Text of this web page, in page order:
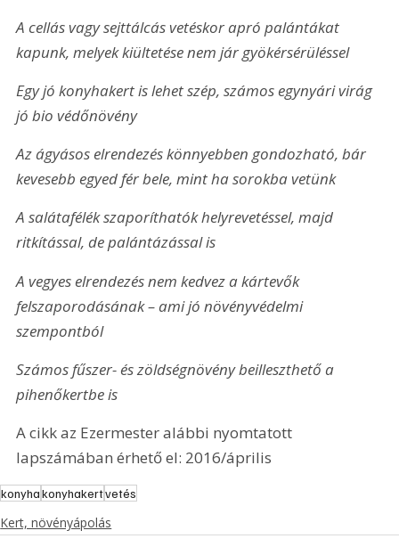
A cellás vagy sejttálcás vetéskor apró palántákat
kapunk, melyek kiültetése nem jár gyökérsérüléssel
Egy jó konyhakert is lehet szép, számos egynyári virág
jó bio védőnövény
Az ágyásos elrendezés könnyebben gondozható, bár
kevesebb egyed fér bele, mint ha sorokba vetünk
A salátafélék szaporíthatók helyrevetéssel, majd
ritkítással, de palántázással is
A vegyes elrendezés nem kedvez a kártevők
felszaporodásának – ami jó növényvédelmi
szempontból
Számos fűszer- és zöldségnövény beilleszthető a
pihenőkertbe is
A cikk az Ezermester alábbi nyomtatott
lapszámában érhető el: 2016/április
konyhakonyhakertvetés
Kert, növényápolás